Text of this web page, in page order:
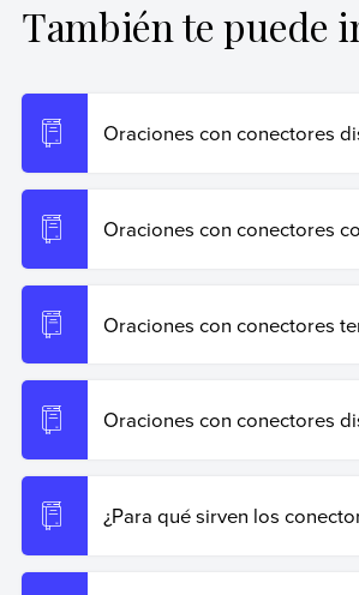
Ribas, Natalia (25 de octubre de 2024).
2026 de
conectores/.
Copiar cita
También te puede
Oraciones con conectores
Oraciones con conectores
Oraciones con conectores
Oraciones con conectores
¿Para qué sirven los